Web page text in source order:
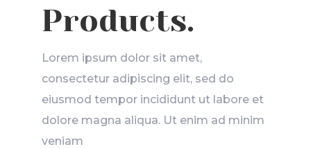
Products.
Lorem ipsum dolor sit amet,
consectetur adipiscing elit, sed do
eiusmod tempor incididunt ut labore et
dolore magna aliqua. Ut enim ad minim
veniam